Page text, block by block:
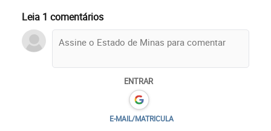
Leia 1 comentários
ENTRAR
E-MAIL/MATRICULA